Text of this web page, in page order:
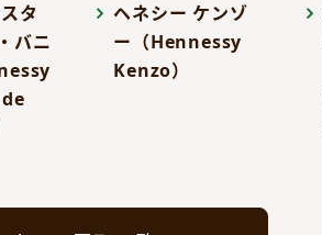
タ
バニ
ヘネシー ケンゾ
ー（Hennessy
Kenzo）